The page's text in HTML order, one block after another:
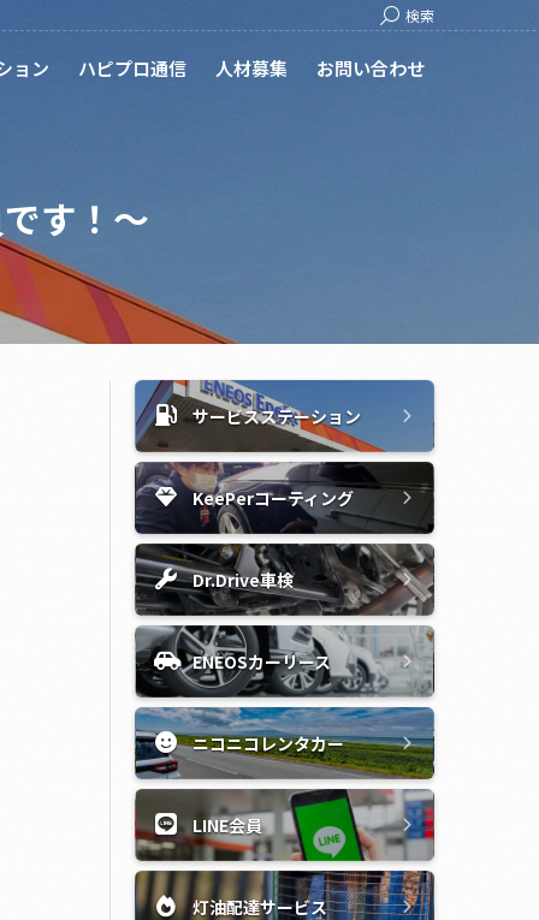
Search:
検索
ョン ハピプロ通信 人材募集 お問い合わせ
す！～
サービスステーション
KeePerコーティング
Dr.Drive車検
ENEOSカーリース
ニコニコレンタカー
LINE会員
灯油配達サービス